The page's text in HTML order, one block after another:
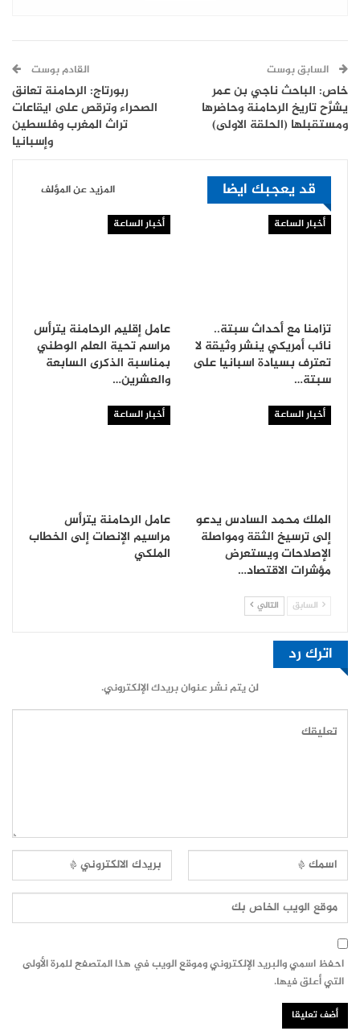
السابق بوست
خاص: الباحث ناجي بن عمر
يشرَّح تاريخ الرحامنة وحاضرها
ومستقبلها (الحلقة الاولى)
القادم بوست
ربورتاج: الرحامنة تعانق
الصحراء وترقص على ايقاعات
تراث المغرب وفلسطين
وإسبانيا
قد يعجبك ايضا المزيد عن المؤلف
أخبار الساعة
تزامنا مع أحداث سبتة..
نائب أمريكي ينشر وثيقة لا
تعترف بسيادة اسبانيا على
سبتة…
أخبار الساعة
عامل إقليم الرحامنة يترأس
مراسم تحية العلم الوطني
بمناسبة الذكرى السابعة
والعشرين…
أخبار الساعة
الملك محمد السادس يدعو
إلى ترسيخ الثقة ومواصلة
الإصلاحات ويستعرض
مؤشرات الاقتصاد…
أخبار الساعة
عامل الرحامنة يترأس
مراسيم الإنصات إلى الخطاب
الملكي
السابق التالي
اترك رد
لن يتم نشر عنوان بريدك الإلكتروني.
احفظ اسمي والبريد الإلكتروني وموقع الويب في هذا المتصفح للمرة الأولى
التي أعلق فيها.